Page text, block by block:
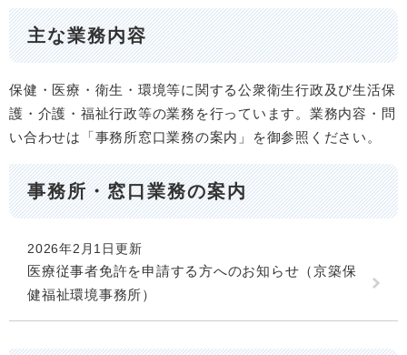
主な業務内容
保健・医療・衛生・環境等に関する公衆衛生行政及び生活保
護・介護・福祉行政等の業務を行っています。業務内容・問
い合わせは「事務所窓口業務の案内」を御参照ください。
事務所・窓口業務の案内
2026年2月1日更新
医療従事者免許を申請する方へのお知らせ（京築保
健福祉環境事務所）